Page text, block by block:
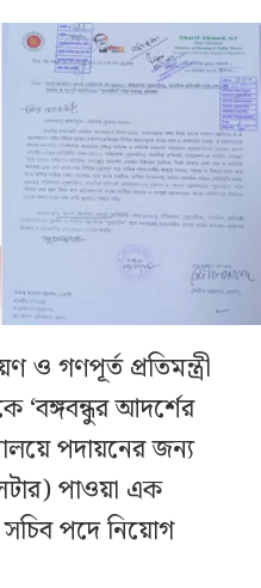
গণপূর্ত প্রতিমন্ত্রী
আদর্শের
পদায়নের জন্য
পাওয়া এক
সচিব পদে নিয়োগ